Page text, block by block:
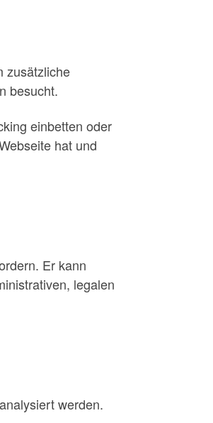
zusätzliche
besucht.
einbetten oder
hat und
Er kann
legalen
werden.